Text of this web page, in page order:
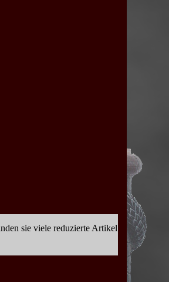
sie viele reduzierte Artikel